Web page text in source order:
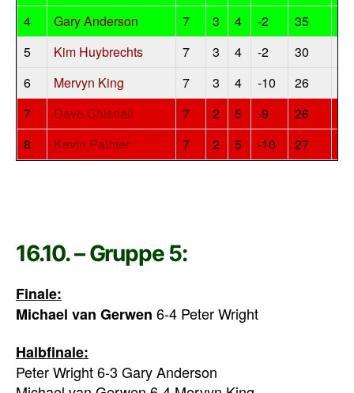
4
Gary Anderson 7 3 4 -2 35
5
Kim Huybrechts 7 3 4 -2 30
6
Mervyn King 7 3 4 -10 26
7
Dave Chisnall 7 2 5 -9 26
8
Kevin Painter 7 2 5 -10 27
16.10. – Gruppe 5:
Finale:
Michael van Gerwen 6-4 Peter Wright
Halbfinale:
Peter Wright 6-3 Gary Anderson